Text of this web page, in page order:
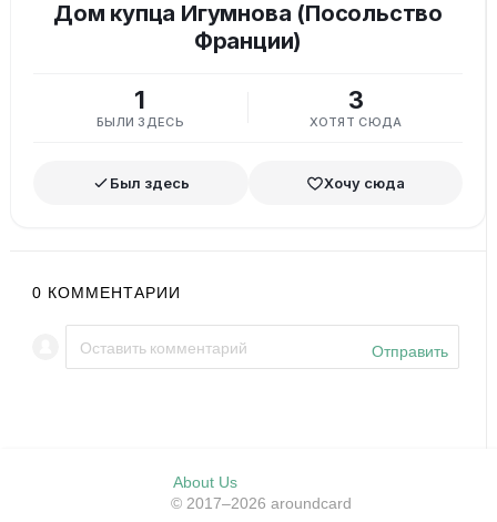
Дом купца Игумнова (Посольство
Франции)
1
БЫЛИ ЗДЕСЬ
3
ХОТЯТ СЮДА
Был здесь Хочу сюда
0 КОММЕНТАРИИ
Отправить
About Us
© 2017–2026 aroundcard